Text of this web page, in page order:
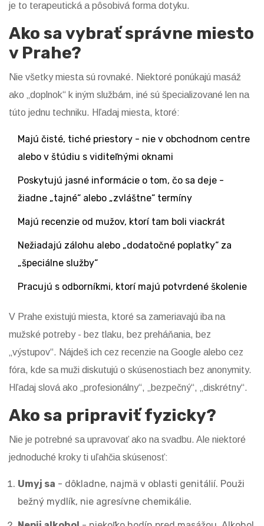
je to terapeutická a pôsobivá forma dotyku.
Ako sa vybrať správne miesto
v Prahe?
Nie všetky miesta sú rovnaké. Niektoré ponúkajú masáž
ako „doplnok“ k iným službám, iné sú špecializované len na
túto jednu techniku. Hľadaj miesta, ktoré:
Majú čisté, tiché priestory - nie v obchodnom centre
alebo v štúdiu s viditeľnými oknami
Poskytujú jasné informácie o tom, čo sa deje -
žiadne „tajné“ alebo „zvláštne“ termíny
Majú recenzie od mužov, ktorí tam boli viackrát
Nežiadajú zálohu alebo „dodatočné poplatky“ za
„špeciálne služby“
Pracujú s odborníkmi, ktorí majú potvrdené školenie
V Prahe existujú miesta, ktoré sa zameriavajú iba na
mužské potreby - bez tlaku, bez preháňania, bez
„výstupov“. Nájdeš ich cez recenzie na Google alebo cez
fóra, kde sa muži diskutujú o skúsenostiach bez anonymity.
Hľadaj slová ako „profesionálny“, „bezpečný“, „diskrétny“.
Ako sa pripraviť fyzicky?
Nie je potrebné sa upravovať ako na svadbu. Ale niektoré
jednoduché kroky ti uľahčia skúsenosť:
Umyj sa - dôkladne, najmä v oblasti genitálií. Použi
bežný mydlík, nie agresívne chemikálie.